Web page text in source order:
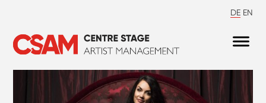
DE EN